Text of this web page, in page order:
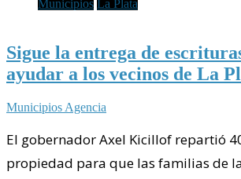
Municipios La Plata
Sigue la entrega de
ayudar a los vecinos de La
Municipios Agencia
El gobernador Axel Kicillof repartió
propiedad para que las familias de